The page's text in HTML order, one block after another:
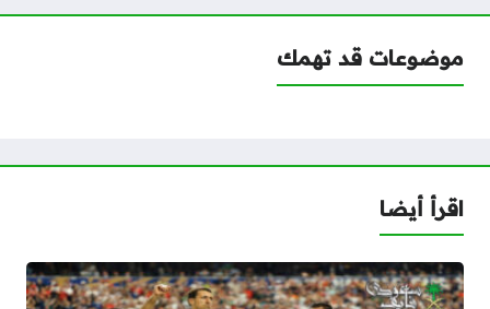
موضوعات قد تهمك
اقرأ أيضا